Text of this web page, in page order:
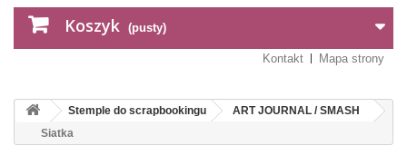
Koszyk (pusty)
Kontakt Mapa strony
Stemple do scrapbookingu
ART JOURNAL / SMASH
Siatka